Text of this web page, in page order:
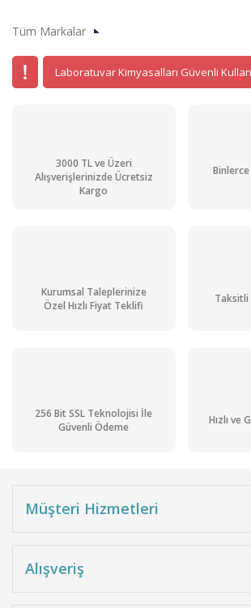
Tüm Markalar
Laboratuvar Kimyasalları Güvenli
3000 TL ve Üzeri
Alışverişlerinizde Ücretsiz
Kargo
Kurumsal Taleplerinize
Özel Hızlı Fiyat Teklifi
Taksitli
256 Bit SSL Teknolojisi İle
Güvenli Ödeme
Hızlı ve
Müşteri Hizmetleri
Alışveriş